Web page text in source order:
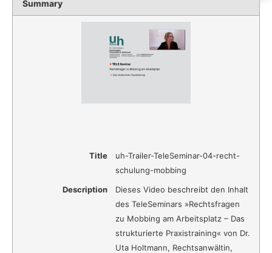
Summary
Title
uh-Trailer-TeleSeminar-04-recht-
schulung-mobbing
Description
Dieses Video beschreibt den Inhalt
des TeleSeminars »Rechtsfragen
zu Mobbing am Arbeitsplatz – Das
strukturierte Praxistraining« von Dr.
Uta Holtmann, Rechtsanwältin,